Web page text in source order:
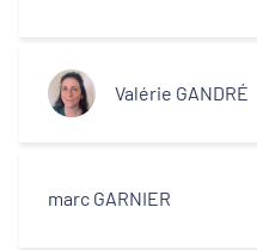
Valérie GANDRÉ
marc GARNIER